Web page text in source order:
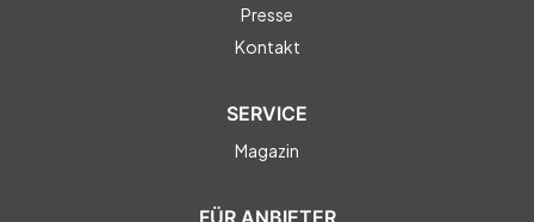
Presse
Kontakt
SERVICE
Magazin
FÜR ANBIETER